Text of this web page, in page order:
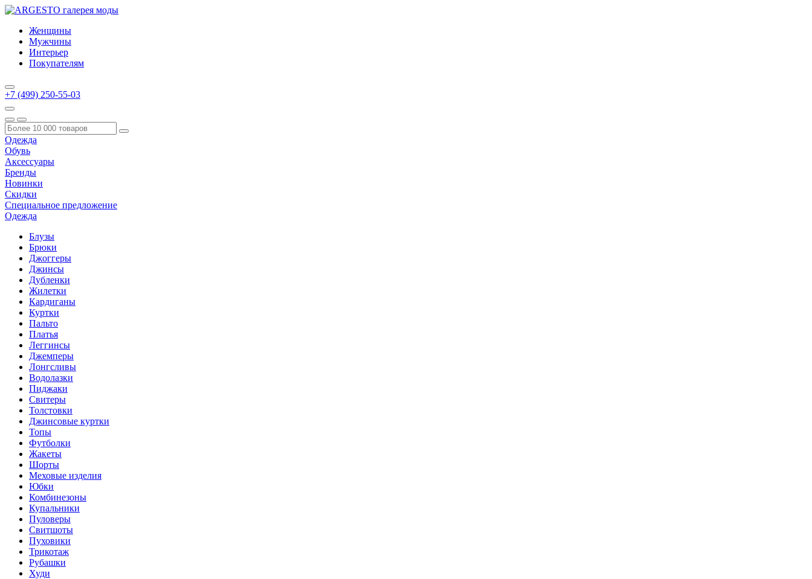
Женщины
Мужчины
Интерьер
Покупателям
+7 (499) 250-55-03
Одежда
Обувь
Аксессуары
Бренды
Новинки
Скидки
Специальное предложение
Одежда
Блузы
Брюки
Джоггеры
Джинсы
Дубленки
Жилетки
Кардиганы
Куртки
Пальто
Платья
Леггинсы
Джемперы
Лонгсливы
Водолазки
Пиджаки
Свитеры
Толстовки
Джинсовые куртки
Топы
Футболки
Жакеты
Шорты
Меховые изделия
Юбки
Комбинезоны
Купальники
Пуловеры
Свитшоты
Пуховики
Трикотаж
Рубашки
Худи